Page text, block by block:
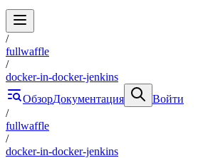
/
fullwaffle
/
docker-in-docker-jenkins
ОбзорДокументация
Войти
/
fullwaffle
/
docker-in-docker-jenkins